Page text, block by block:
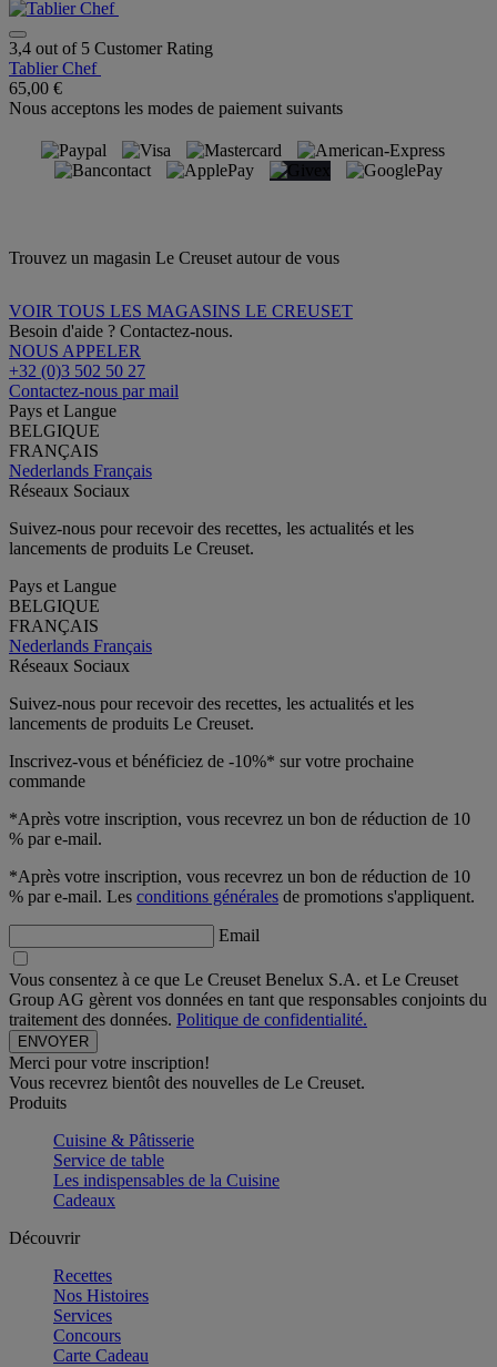
3,4 out of 5 Customer Rating
Tablier Chef
65,00 €
Nous acceptons les modes de paiement suivants
Trouvez un magasin Le Creuset autour de vous
VOIR TOUS LES MAGASINS LE CREUSET
Besoin d'aide ? Contactez-nous.
NOUS APPELER
+32 (0)3 502 50 27
Contactez-nous par mail
Pays et Langue
BELGIQUE
FRANÇAIS
Nederlands Français
Réseaux Sociaux
Suivez-nous pour recevoir des recettes, les actualités et les
lancements de produits Le Creuset.
Pays et Langue
BELGIQUE
FRANÇAIS
Nederlands Français
Réseaux Sociaux
Suivez-nous pour recevoir des recettes, les actualités et les
lancements de produits Le Creuset.
Inscrivez-vous et bénéficiez de -10%* sur votre prochaine
commande
*Après votre inscription, vous recevrez un bon de réduction de 10
% par e-mail.
*Après votre inscription, vous recevrez un bon de réduction de 10
% par e-mail. Les conditions générales de promotions s'appliquent.
Email
Vous consentez à ce que Le Creuset Benelux S.A. et Le Creuset
Group AG gèrent vos données en tant que responsables conjoints du
traitement des données. Politique de confidentialité.
Merci pour votre inscription!
Vous recevrez bientôt des nouvelles de Le Creuset.
Produits
Cuisine & Pâtisserie
Service de table
Les indispensables de la Cuisine
Cadeaux
Découvrir
Recettes
Nos Histoires
Services
Concours
Carte Cadeau